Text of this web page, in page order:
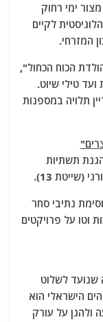
ימי רחוק
לקיים
המזרחי.
הכוח הכחול",
טילי שיוט.
תלויה במספנות
תשתיות
(שייטת 13).
נתיבי סחר
וטו על פרויקטים
שנועד לשלוט
הישראלי הוא
ולהגן על עורק